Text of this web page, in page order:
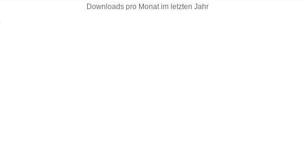
Downloads pro Monat im letzten Jahr